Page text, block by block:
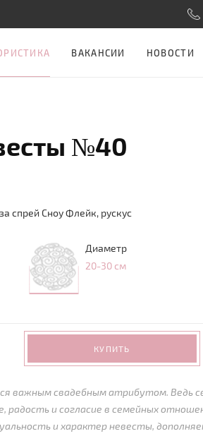
ВАКАНСИИ НОВОСТИ
№40
спрей Сноу Флейк, рускус
Диаметр
20-30 см
КУПИТЬ
важным свадебным атрибутом. Ведь
радость и согласие в семейных
и характер невесты,